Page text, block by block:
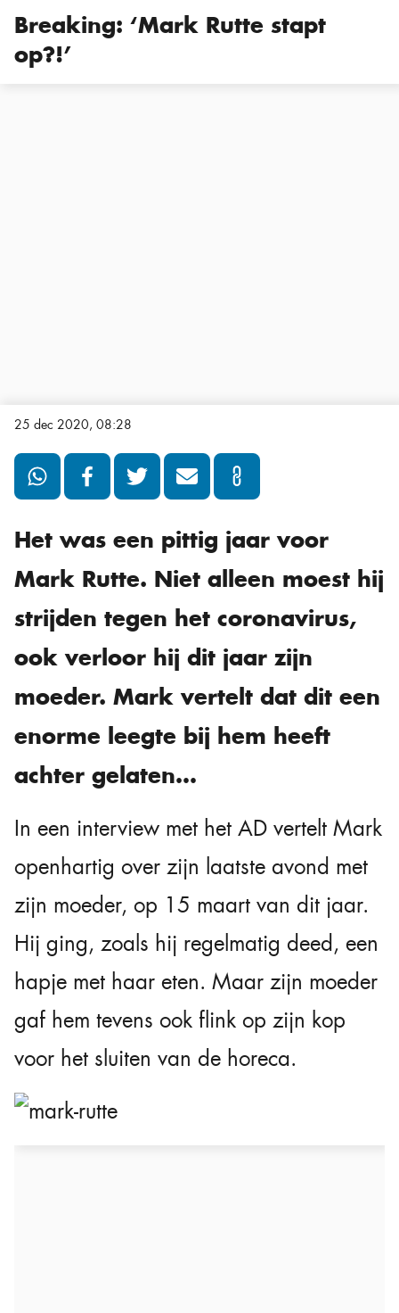
Breaking: ‘Mark Rutte stapt
op?!’
25 dec 2020, 08:28
Het was een pittig jaar voor
Mark Rutte. Niet alleen moest hij
strijden tegen het coronavirus,
ook verloor hij dit jaar zijn
moeder. Mark vertelt dat dit een
enorme leegte bij hem heeft
achter gelaten…
In een interview met het AD vertelt Mark
openhartig over zijn laatste avond met
zijn moeder, op 15 maart van dit jaar.
Hij ging, zoals hij regelmatig deed, een
hapje met haar eten. Maar zijn moeder
gaf hem tevens ook flink op zijn kop
voor het sluiten van de horeca.